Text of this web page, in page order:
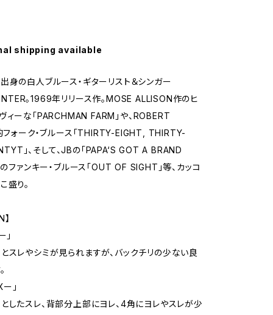
shipping available
身の白人ブルース・ギターリスト＆シンガー
。1969年リリース作。MOSE ALLISON作のヒ
ィーな「PARCHMAN FARM」や、ROBERT
ォーク・ブルース「THIRTY-EIGHT, THIRTY-
」、そして、JBの「PAPA‘S GOT A BRAND
ファンキー・ブルース「OUT OF SIGHT」等、カッコ
盛り。
」
スレやシミが見られますが、バックチリの少ない良
」
したスレ、背部分上部にヨレ、4角にヨレやスレが少